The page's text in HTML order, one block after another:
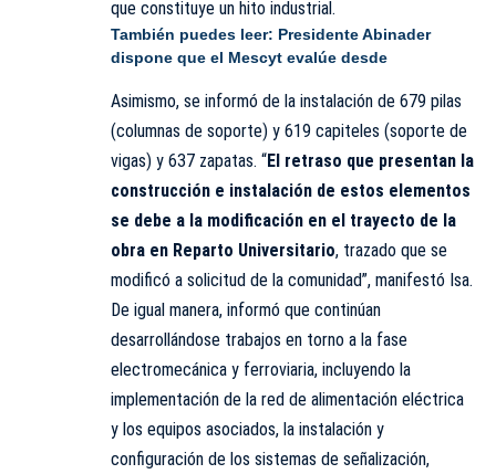
que constituye un hito industrial.
También puedes leer: Presidente Abinader
dispone que el Mescyt evalúe desde
Asimismo, se informó de la instalación de 679 pilas
(columnas de soporte) y 619 capiteles (soporte de
vigas) y 637 zapatas. “El retraso que presentan la
construcción e instalación de estos elementos
se debe a la modificación en el trayecto de la
obra en Reparto Universitario, trazado que se
modificó a solicitud de la comunidad”, manifestó Isa.
De igual manera, informó que continúan
desarrollándose trabajos en torno a la fase
electromecánica y ferroviaria, incluyendo la
implementación de la red de alimentación eléctrica
y los equipos asociados, la instalación y
configuración de los sistemas de señalización,